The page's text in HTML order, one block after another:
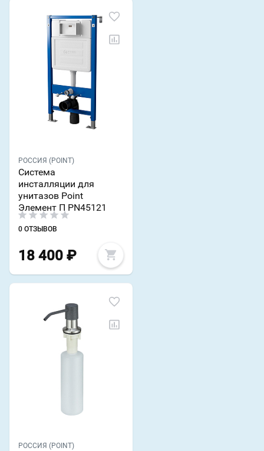
РОССИЯ (POINT)
Система
инсталляции для
унитазов Point
Элемент П PN45121
0 ОТЗЫВОВ
18 400 ₽
РОССИЯ (POINT)